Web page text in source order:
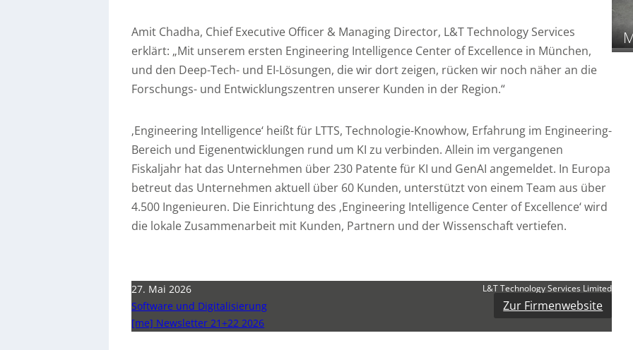
Amit Chadha, Chief Executive Officer & Managing Director, L&T Technology Services
erklärt: „Mit unserem ersten Engineering Intelligence Center of Excellence in München,
und den Deep-Tech- und EI-Lösungen, die wir dort zeigen, rücken wir noch näher an die
Forschungs- und Entwicklungszentren unserer Kunden in der Region.“
‚Engineering Intelligence‘ heißt für LTTS, Technologie-Knowhow, Erfahrung im Engineering-
Bereich und Eigenentwicklungen rund um KI zu verbinden. Allein im vergangenen
Fiskaljahr hat das Unternehmen über 230 Patente für KI und GenAI angemeldet. In Europa
betreut das Unternehmen aktuell über 60 Kunden, unterstützt von einem Team aus über
4.500 Ingenieuren. Die Einrichtung des ‚Engineering Intelligence Center of Excellence‘ wird
die lokale Zusammenarbeit mit Kunden, Partnern und der Wissenschaft vertiefen.
27. Mai 2026
Software und Digitalisierung
[me] Newsletter 21+22 2026
L&T Technology Services Limited
Zur Firmenwebsite